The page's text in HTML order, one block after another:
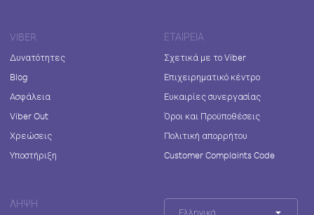
VIBER
Δυνατότητες
Blog
Ασφάλεια
Viber Out
Χρεώσεις
Υποστήριξη
ΕΤΑΙΡΕΊΑ
Σχετικά με το Viber
Επιχειρηματικό κέντρο
Ευκαιρίες συνεργασίας
Όροι και Προϋποθέσεις
Πολιτική απορρήτου
Customer Complaints Code
ΛΉΨΗ
Ελληνικά